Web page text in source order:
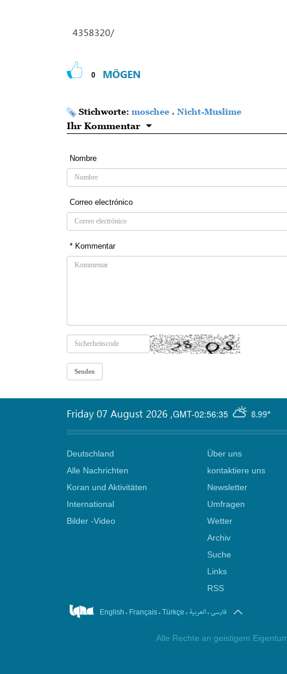
4358320/
0 MÖGEN
Stichworte: moschee ، Nicht-Muslime
Ihr Kommentar
Nombre
Correo electrónico
* Kommentar
GMT-02:56:35 8.99°
Friday 07 August 2026 ,
Deutschland
Alle Nachrichten
Koran und Aktivitäten
International
Bilder -Video
Über uns
kontaktiere uns
Newsletter
Umfragen
Wetter
Archiv
Suche
Links
RSS
English . Français. Türkçe . العربیة.فارسی
Alle Rechte an geistigem